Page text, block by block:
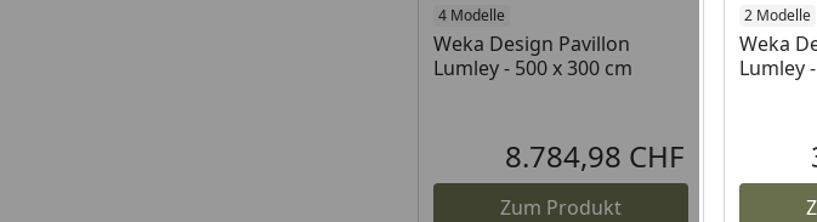
4 Modelle
Weka Design Pavillon
Lumley - 500 x 300 cm
Aktueller Preis
8.784,98 CHF
Zum Produkt
2 Modelle
Weka
Lumley